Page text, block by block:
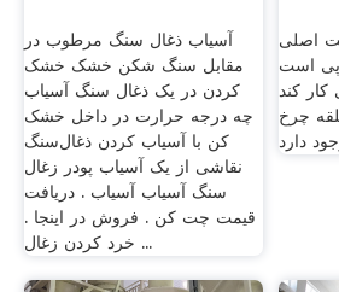
آسیاب ذغال سنگ مرطوب در
مقابل سنگ شکن خشک خشک
کردن در یک ذغال سنگ آسیاب
چه درجه حرارت در داخل خشک
کن با آسیاب کردن ذغال‌سنگ
نقاشی از یک آسیاب پودر زغال
سنگ آسیاب آسیاب . دریافت
قیمت چت کن . فروش در اینجا .
خرد کردن زغال ...
اصلی
است
کند
چرخ